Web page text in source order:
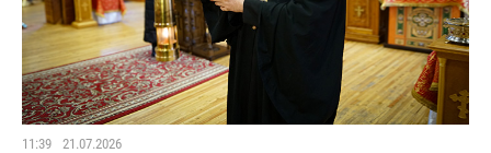
11:39 21.07.2026